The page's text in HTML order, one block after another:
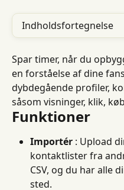
Indholdsfortegnelse
Spar timer, når du
en forståelse af dine
dybdegående profiler,
såsom visninger, klik,
Funktioner
Importér : Upload
kontaktlister fra
CSV, og du har alle
sted.